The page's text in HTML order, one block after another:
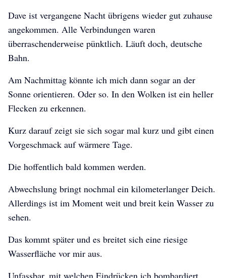
Dave ist vergangene Nacht übrigens wieder gut zuhause
angekommen. Alle Verbindungen waren
überraschenderweise pünktlich. Läuft doch, deutsche
Bahn.
Am Nachmittag könnte ich mich dann sogar an der
Sonne orientieren. Oder so. In den Wolken ist ein heller
Flecken zu erkennen.
Kurz darauf zeigt sie sich sogar mal kurz und gibt einen
Vorgeschmack auf wärmere Tage.
Die hoffentlich bald kommen werden.
Abwechslung bringt nochmal ein kilometerlanger Deich.
Allerdings ist im Moment weit und breit kein Wasser zu
sehen.
Das kommt später und es breitet sich eine riesige
Wasserfläche vor mir aus.